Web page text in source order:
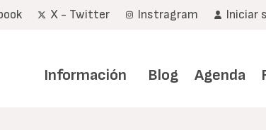
X - Twitter Instragram Iniciar
Información Blog Agenda